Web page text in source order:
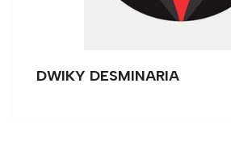
DWIKY DESMINARIA